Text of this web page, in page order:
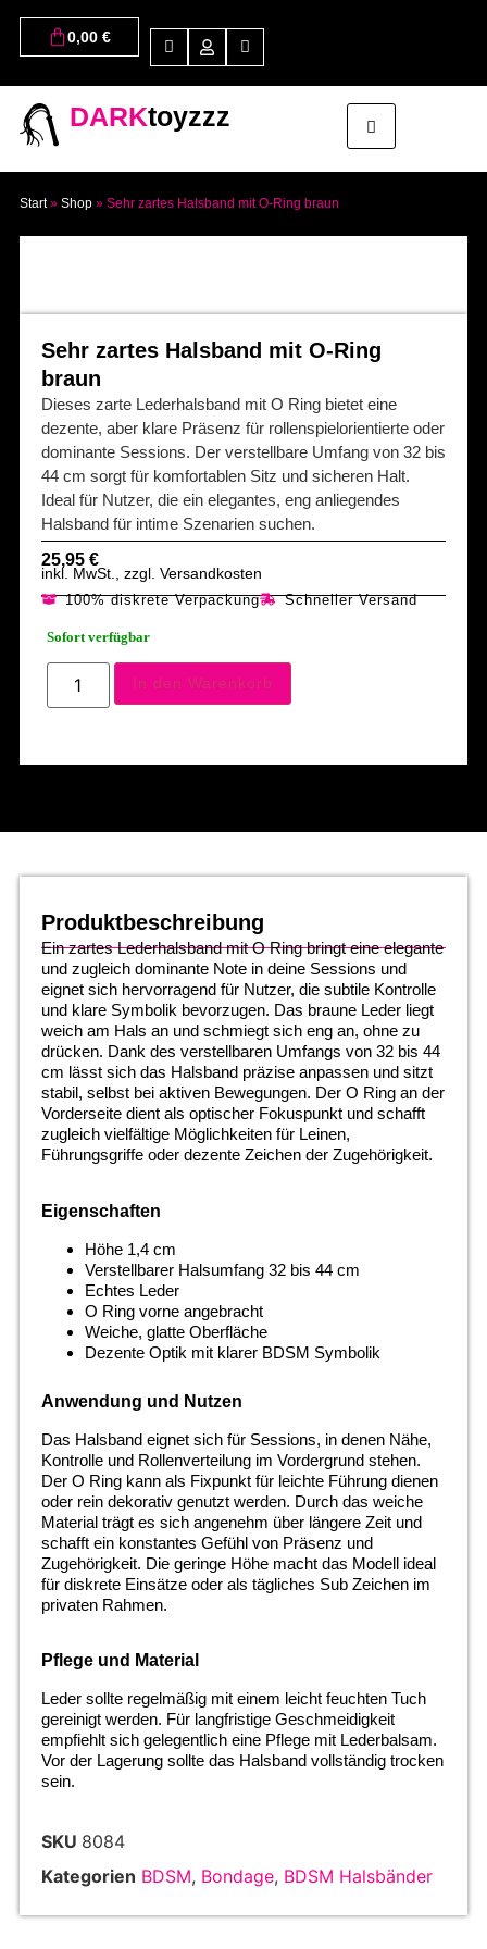
0,00 €
DARKtoyzzz
Start» Shop» Sehr zartes Halsband mit O-Ring braun
Sehr zartes Halsband mit O-Ring
braun
Dieses zarte Lederhalsband mit O Ring bietet eine
dezente, aber klare Präsenz für rollenspielorientierte oder
dominante Sessions. Der verstellbare Umfang von 32 bis
44 cm sorgt für komfortablen Sitz und sicheren Halt.
Ideal für Nutzer, die ein elegantes, eng anliegendes
Halsband für intime Szenarien suchen.
25,95 €
inkl. MwSt., zzgl. Versandkosten
100% diskrete Verpackung Schneller Versand
Sofort verfügbar
In den Warenkorb
Produktbeschreibung
Ein zartes Lederhalsband mit O Ring bringt eine elegante
und zugleich dominante Note in deine Sessions und
eignet sich hervorragend für Nutzer, die subtile Kontrolle
und klare Symbolik bevorzugen. Das braune Leder liegt
weich am Hals an und schmiegt sich eng an, ohne zu
drücken. Dank des verstellbaren Umfangs von 32 bis 44
cm lässt sich das Halsband präzise anpassen und sitzt
stabil, selbst bei aktiven Bewegungen. Der O Ring an der
Vorderseite dient als optischer Fokuspunkt und schafft
zugleich vielfältige Möglichkeiten für Leinen,
Führungsgriffe oder dezente Zeichen der Zugehörigkeit.
Eigenschaften
Höhe 1,4 cm
Verstellbarer Halsumfang 32 bis 44 cm
Echtes Leder
O Ring vorne angebracht
Weiche, glatte Oberfläche
Dezente Optik mit klarer BDSM Symbolik
Anwendung und Nutzen
Das Halsband eignet sich für Sessions, in denen Nähe,
Kontrolle und Rollenverteilung im Vordergrund stehen.
Der O Ring kann als Fixpunkt für leichte Führung dienen
oder rein dekorativ genutzt werden. Durch das weiche
Material trägt es sich angenehm über längere Zeit und
schafft ein konstantes Gefühl von Präsenz und
Zugehörigkeit. Die geringe Höhe macht das Modell ideal
für diskrete Einsätze oder als tägliches Sub Zeichen im
privaten Rahmen.
Pflege und Material
Leder sollte regelmäßig mit einem leicht feuchten Tuch
gereinigt werden. Für langfristige Geschmeidigkeit
empfiehlt sich gelegentlich eine Pflege mit Lederbalsam.
Vor der Lagerung sollte das Halsband vollständig trocken
sein.
SKU 8084
Kategorien BDSM, Bondage, BDSM Halsbänder